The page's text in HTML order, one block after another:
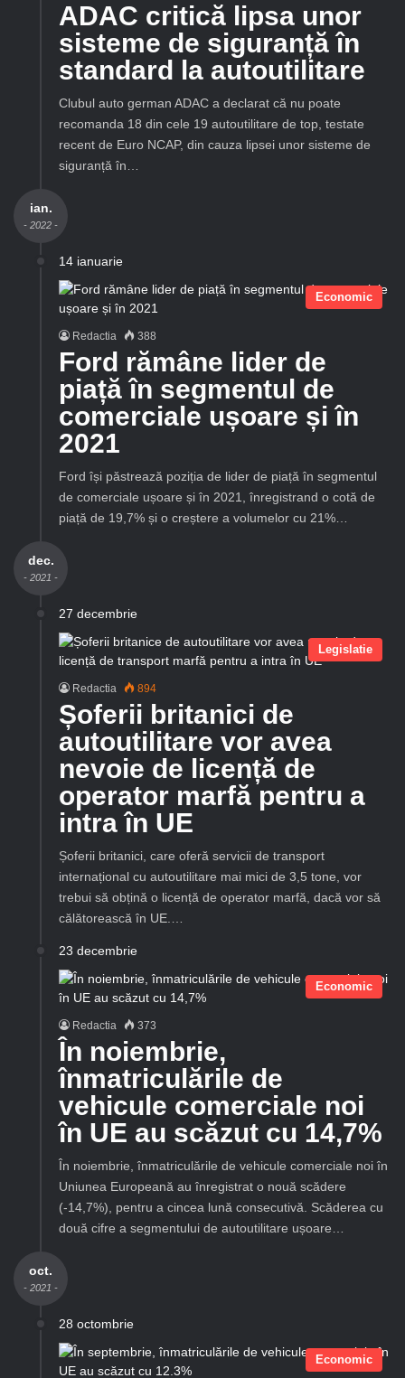
ADAC critică lipsa unor
sisteme de siguranță în
standard la autoutilitare
Clubul auto german ADAC a declarat că nu poate
recomanda 18 din cele 19 autoutilitare de top, testate
recent de Euro NCAP, din cauza lipsei unor sisteme de
siguranță în…
ian.
- 2022 -
14 ianuarie
Economic
Redactia 388
Ford rămâne lider de
piață în segmentul de
comerciale ușoare și în
2021
Ford își păstrează poziția de lider de piață în segmentul
de comerciale ușoare și în 2021, înregistrand o cotă de
piață de 19,7% și o creștere a volumelor cu 21%…
dec.
- 2021 -
27 decembrie
Legislatie
Redactia 894
Șoferii britanici de
autoutilitare vor avea
nevoie de licență de
operator marfă pentru a
intra în UE
Șoferii britanici, care oferă servicii de transport
internațional cu autoutilitare mai mici de 3,5 tone, vor
trebui să obțină o licență de operator marfă, dacă vor să
călătorească în UE.…
23 decembrie
Economic
Redactia 373
În noiembrie,
înmatriculările de
vehicule comerciale noi
în UE au scăzut cu 14,7%
În noiembrie, înmatriculările de vehicule comerciale noi în
Uniunea Europeană au înregistrat o nouă scădere
(-14,7%), pentru a cincea lună consecutivă. Scăderea cu
două cifre a segmentului de autoutilitare ușoare…
oct.
- 2021 -
28 octombrie
Economic